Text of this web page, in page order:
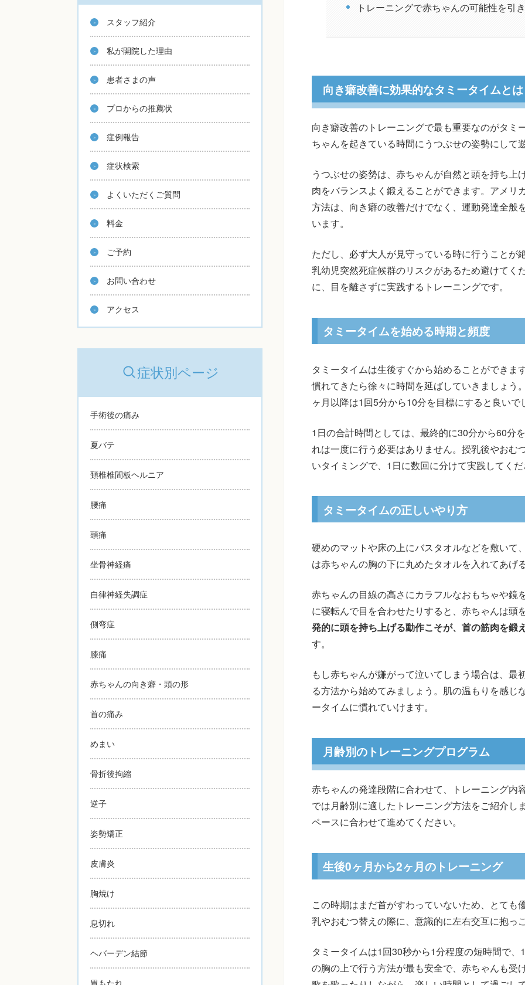
トレーニングで赤ちゃんの可能性を引
向き癖改善に効果的なタミータイムとは
向き癖改善のトレーニングで最も重要なのがタミ
ちゃんを起きている時間にうつぶせの姿勢にして
うつぶせの姿勢は、赤ちゃんが自然と頭を持ち上
肉をバランスよく鍛えることができます。アメリ
方法は、向き癖の改善だけでなく、運動発達全般
います。
ただし、必ず大人が見守っている時に行うことが
乳幼児突然死症候群のリスクがあるため避けてく
に、目を離さずに実践するトレーニングです。
タミータイムを始める時期と頻度
タミータイムは生後すぐから始めることができま
慣れてきたら徐々に時間を延ばしていきましょう
ヶ月以降は1回5分から10分を目標にすると良いで
1日の合計時間としては、最終的に30分から60分
れは一度に行う必要はありません。授乳後やおむ
いタイミングで、1日に数回に分けて実践してく
タミータイムの正しいやり方
硬めのマットや床の上にバスタオルなどを敷いて
は赤ちゃんの胸の下に丸めたタオルを入れてあげ
赤ちゃんの目線の高さにカラフルなおもちゃや鏡
に寝転んで目を合わせたりすると、赤ちゃんは頭
発的に頭を持ち上げる動作こそが、首の筋肉を鍛
す。
もし赤ちゃんが嫌がって泣いてしまう場合は、最
る方法から始めてみましょう。肌の温もりを感じ
ータイムに慣れていけます。
月齢別のトレーニングプログラム
赤ちゃんの発達段階に合わせて、トレーニング内
では月齢別に適したトレーニング方法をご紹介し
ペースに合わせて進めてください。
生後0ヶ月から2ヶ月のトレーニング
この時期はまだ首がすわっていないため、とても
乳やおむつ替えの際に、意識的に左右交互に抱っ
タミータイムは1回30秒から1分程度の短時間で
の胸の上で行う方法が最も安全で、赤ちゃんも受
スタッフ紹介
私が開院した理由
患者さまの声
プロからの推薦状
症例報告
症状検索
よくいただくご質問
料金
ご予約
お問い合わせ
アクセス
症状別ページ
手術後の痛み
夏バテ
頚椎椎間板ヘルニア
腰痛
頭痛
坐骨神経痛
自律神経失調症
側弯症
膝痛
赤ちゃんの向き癖・頭の形
首の痛み
めまい
骨折後拘縮
逆子
姿勢矯正
皮膚炎
胸焼け
息切れ
ヘバーデン結節